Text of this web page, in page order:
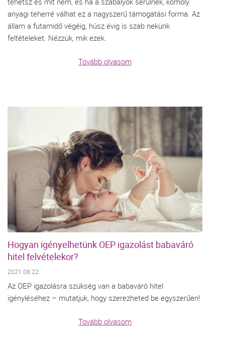
anyagi teherré válhat ez a nagyszerű támogatási forma. Az
állam a futamidő végéig, húsz évig is szab nekünk
feltételeket. Nézzük, mik ezek.
Tovább olvasom
Hogyan igényelhetünk OEP igazolást babaváró
hitel felvételekor?
2021.08.22.
Az OEP igazolásra szükség van a babaváró hitel
igényléséhez – mutatjuk, hogy szerezheted be egyszerűen!
Tovább olvasom